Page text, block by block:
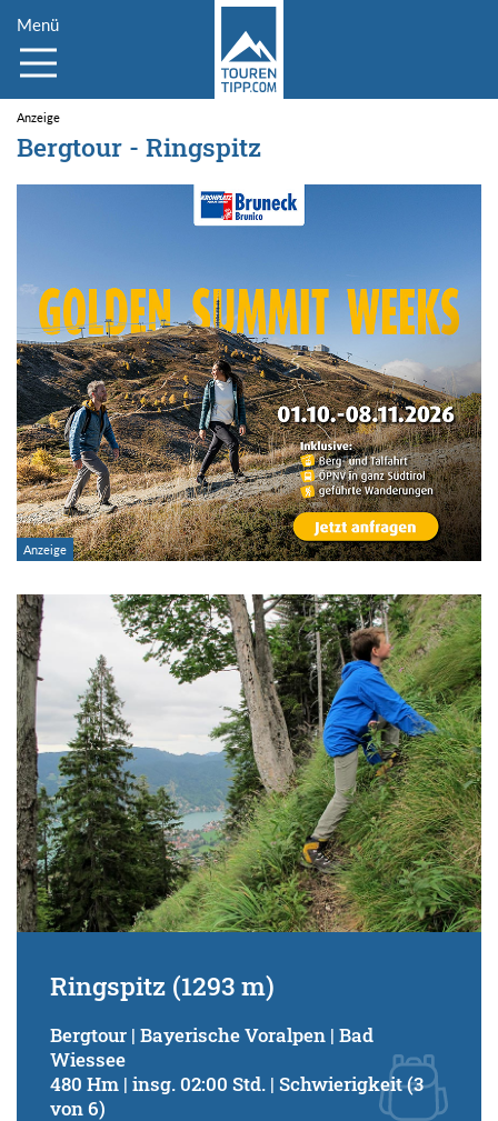
Menü
Bergtour - Ringspitz
Ringspitz (1293 m)
Bergtour | Bayerische Voralpen | Bad
Wiessee
480 Hm | insg. 02:00 Std. | Schwierigkeit (3
von 6)